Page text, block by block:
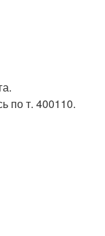
по т. 400110.